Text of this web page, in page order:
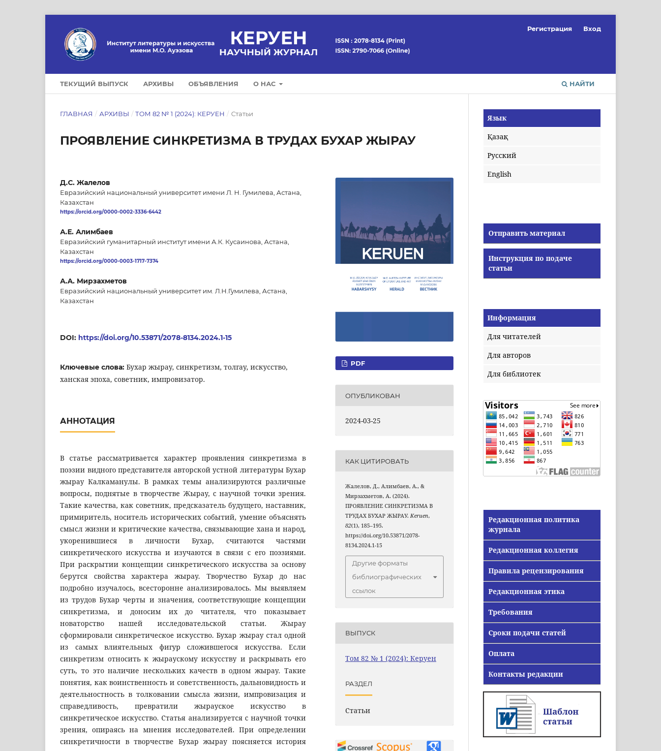
ТЕКУЩИЙ ВЫПУСК АРХИВЫ ОБЪЯВЛЕНИЯ О НАС НАЙТИ
Регистрация Вход
ГЛАВНАЯ / АРХИВЫ / ТОМ 82 № 1 (2024): КЕРУЕН / Статьи
ПРОЯВЛЕНИЕ СИНКРЕТИЗМА В ТРУДАХ БУХАР ЖЫРАУ
Д.С. Жалелов
Евразийский национальный университет имени Л. Н. Гумилева, Астана,
Казахстан
https://orcid.org/0000-0002-3336-6442
А.Е. Алимбаев
Евразийский гуманитарный институт имени А.К. Кусаинова, Астана,
Казахстан
https://orcid.org/0000-0003-1717-7374
А.А. Мирзахметов
Евразийский национальный университет им. Л.Н.Гумилева, Астана,
Казахстан
DOI: https://doi.org/10.53871/2078-8134.2024.1-15
Ключевые слова: Бухар жырау, синкретизм, толгау, искусство,
ханская эпоха, советник, импровизатор.
АННОТАЦИЯ
В статье рассматривается характер проявления синкретизма в
поэзии видного представителя авторской устной литературы Бухар
жырау Калкаманулы. В рамках темы анализируются различные
вопросы, поднятые в творчестве Жырау, с научной точки зрения.
Такие качества, как советник, предсказатель будущего, наставник,
примиритель, носитель исторических событий, умение объяснять
смысл жизни и критические качества, связывающие хана и народ,
укоренившиеся в личности Бухар, считаются частями
синкретического искусства и изучаются в связи с его поэзиями.
При раскрытии концепции синкретического искусства за основу
берутся свойства характера жырау. Творчество Бухар до нас
подробно изучалось, всесторонне анализировалось. Мы выявляем
из трудов Бухар черты и значения, соответствующие концепции
синкретизма, и доносим их до читателя, что показывает
новаторство нашей исследовательской статьи. Жырау
сформировали синкретическое искусство. Бухар жырау стал одной
из самых влиятельных фигур сложившегося искусства. Если
синкретизм относить к жыраускому искусству и раскрывать его
суть, то это наличие нескольких качеств в одном жырау. Такие
понятия, как воинственность и советственность, дальновидность и
деятельностность в толковании смысла жизни, импровизация и
справедливость, превратили жырауское искусство в
синкретическое искусство. Статья анализируется с научной точки
зрения, опираясь на мнения исследователей. При определении
синкретичности в творчестве Бухар жырау поясняется история
PDF
ОПУБЛИКОВАН
2024-03-25
КАК ЦИТИРОВАТЬ
Жалелов, Д., Алимбаев, А., &
Мирзахметов, А. (2024).
ПРОЯВЛЕНИЕ СИНКРЕТИЗМА В
ТРУДАХ БУХАР ЖЫРАУ.Keruen,
82(1), 185–195.
https://doi.org/10.53871/2078-
8134.2024.1-15
Другие форматы
библиографических
ссылок
ВЫПУСК
Том 82 № 1 (2024): Керуен
РАЗДЕЛ
Статьи
Язык
Қазақ
Русский
English
Отправить материал
Инструкция по подаче
статьи
Информация
Для читателей
Для авторов
Для библиотек
Редакционная политика
журнала
Редакционная коллегия
Правила рецензирования
Редакционная этика
Требования
Сроки подачи статей
Оплата
Контакты редакции